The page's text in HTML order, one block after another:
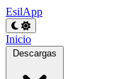
EsilApp
Inicio
Descargas